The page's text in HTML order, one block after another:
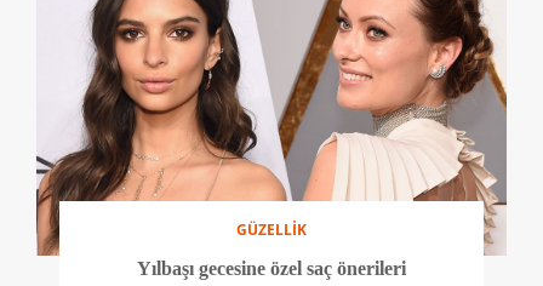
GÜZELLİK
Yılbaşı gecesine özel saç önerileri